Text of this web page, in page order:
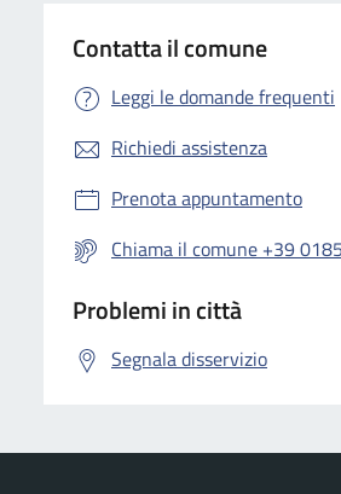
Contatta il comune
Leggi le domande frequenti
Richiedi assistenza
Prenota appuntamento
Chiama il comune +39
Problemi in città
Segnala disservizio